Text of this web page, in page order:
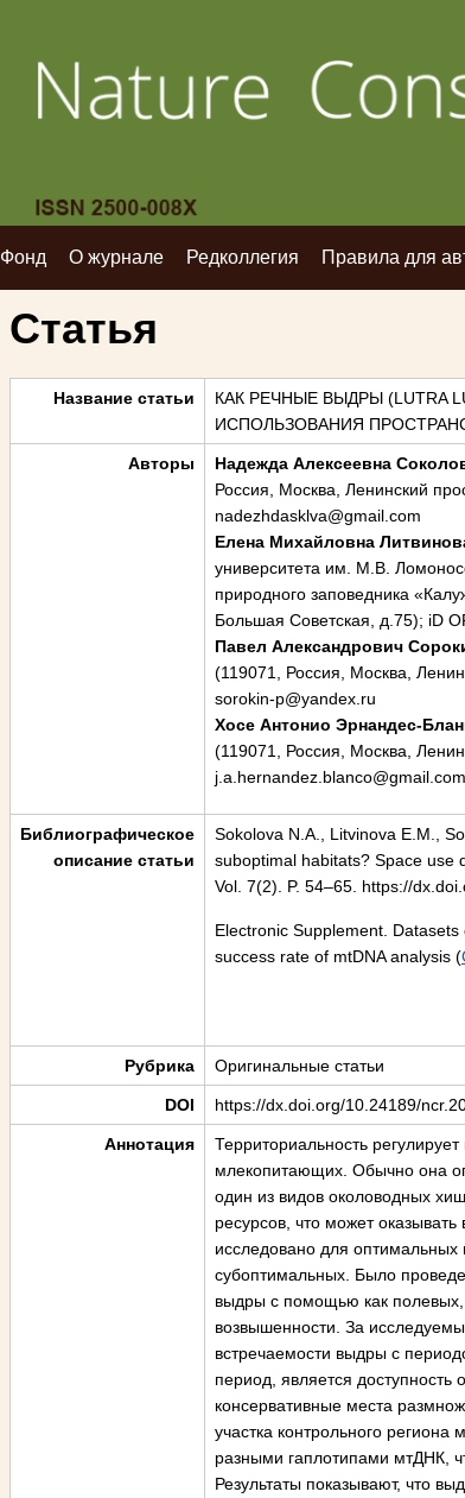
Фонд О журнале Редколлегия Правила для
Статья
Название статьи
КАК РЕЧНЫЕ ВЫДРЫ
ИСПОЛЬЗОВАНИЯ
Авторы Надежда Алексеевна
Россия, Москва, Ленинский
nadezhdasklva@gmail.com
Елена Михайловна
университета им. М.В.
природного заповедника
Большая Советская, д.75); iD
Павел Александрович
(119071, Россия, Москва,
sorokin-p@yandex.ru
Хосе Антонио Эрнандес-
(119071, Россия, Москва,
j.a.hernandez.blanco@gmail.com
Библиографическое
описание статьи
Sokolova N.A., Litvinova E.M.,
suboptimal habitats? Space use
Vol. 7(2). P. 54–65. https://
Electronic Supplement. Datasets
success rate of mtDNA analysis (
Рубрика Оригинальные статьи
DOI https://dx.doi.org/10.24189/
Аннотация
Территориальность
млекопитающих. Обычно она
один из видов околоводных
ресурсов, что может
исследовано для оптимальных
субоптимальных. Было
выдры с помощью как полевых,
возвышенности. За
встречаемости выдры с
период, является
консервативные места
участка контрольного
разными гаплотипами мтДНК,
Результаты показывают, что